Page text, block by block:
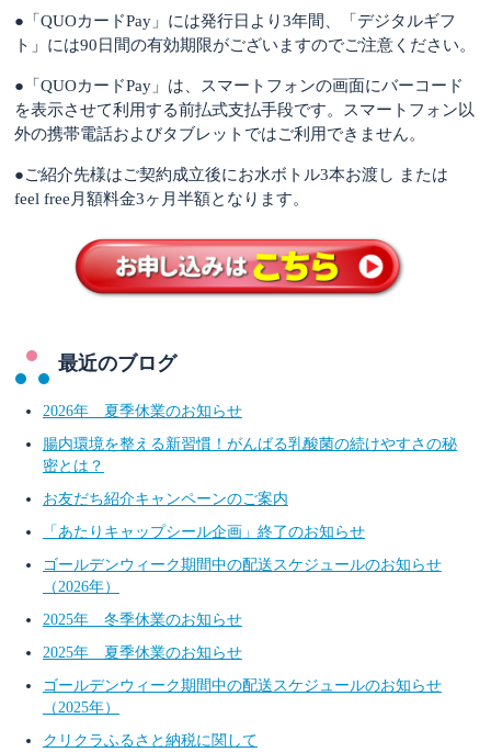
● 「QUOカードPay」には発行日より3年間、「デジタルギフ
ト」には90日間の有効期限がございますのでご注意ください。
● 「QUOカードPay」は、スマートフォンの画面にバーコード
を表示させて利用する前払式支払手段です。スマートフォン以
外の携帯電話およびタブレットではご利用できません。
●ご紹介先様はご契約成立後にお水ボトル3本お渡し または
feel free月額料金3ヶ月半額となります。
最近のブログ
2026年 夏季休業のお知らせ
腸内環境を整える新習慣！がんばる乳酸菌の続けやすさの秘
密とは？
お友だち紹介キャンペーンのご案内
「あたりキャップシール企画」終了のお知らせ
ゴールデンウィーク期間中の配送スケジュールのお知らせ
（2026年）
2025年 冬季休業のお知らせ
2025年 夏季休業のお知らせ
ゴールデンウィーク期間中の配送スケジュールのお知らせ
（2025年）
クリクラふるさと納税に関して